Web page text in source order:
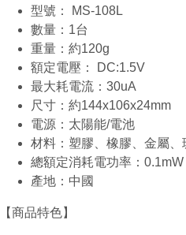
型號： MS-108L
數量：1台
重量：約120g
額定電壓： DC:1.5V
最大耗電流：30uA
尺寸：約144x106x24mm
電源：太陽能/電池
材料：塑膠、橡膠、金屬、
總額定消耗電功率：0.1mW
產地：中國
【商品特色】